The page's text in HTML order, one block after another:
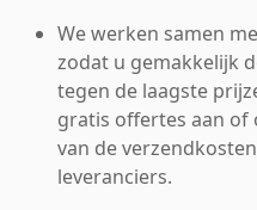
We werken samen
zodat u gemakkelijk
tegen de laagste
gratis offertes aan
van de
leveranciers.